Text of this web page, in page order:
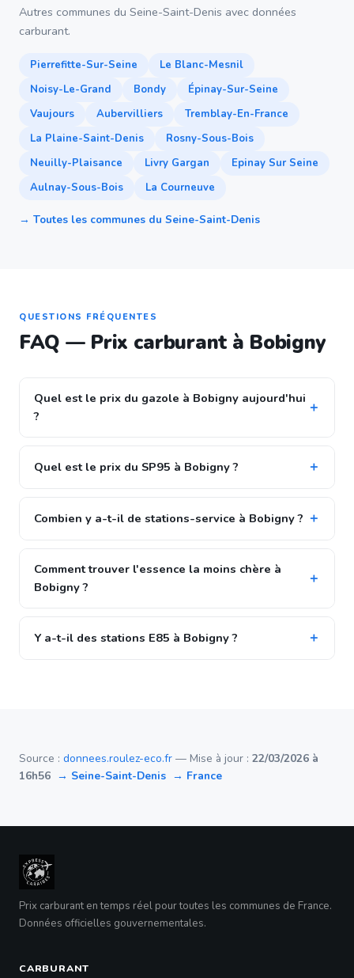
Autres communes du Seine-Saint-Denis avec données
carburant.
Pierrefitte-Sur-Seine
Le Blanc-Mesnil
Noisy-Le-Grand
Bondy
Épinay-Sur-Seine
Vaujours
Aubervilliers
Tremblay-En-France
La Plaine-Saint-Denis
Rosny-Sous-Bois
Neuilly-Plaisance
Livry Gargan
Epinay Sur Seine
Aulnay-Sous-Bois
La Courneuve
→ Toutes les communes du Seine-Saint-Denis
QUESTIONS FRÉQUENTES
FAQ — Prix carburant à Bobigny
Quel est le prix du gazole à Bobigny aujourd'hui
?
Quel est le prix du SP95 à Bobigny ?
Combien y a-t-il de stations-service à Bobigny ?
Comment trouver l'essence la moins chère à
Bobigny ?
Y a-t-il des stations E85 à Bobigny ?
Source : donnees.roulez-eco.fr — Mise à jour : 22/03/2026 à
16h56 → Seine-Saint-Denis → France
Prix carburant en temps réel pour toutes les communes de France.
Données officielles gouvernementales.
CARBURANT